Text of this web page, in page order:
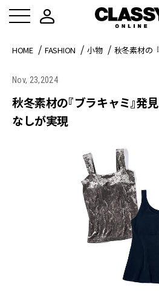
HOME FASHION 小物 秋冬素材の
Nov, 23,2024
秋冬素材の『ブラキャミ』発
なしが実現